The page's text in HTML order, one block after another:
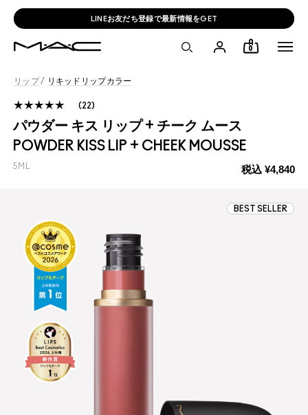
新ラスターガラス含む税込11,000円以上でスマートフォンミラー🩶
0
リップ/ リキッドリップカラー
パウダー キス リップ + チーク ムース
POWDER KISS LIP + CHEEK MOUSSE
税込 ¥4,840
5ML
22
BEST SELLER